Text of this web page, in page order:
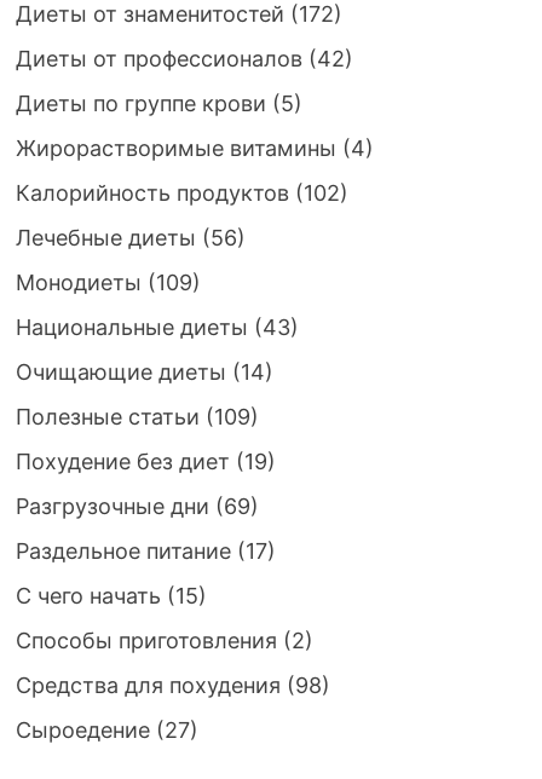
Диеты от знаменитостей (172)
Диеты от профессионалов(42)
Диеты по группе крови (5)
Жирорастворимые витамины (4)
Калорийность продуктов(102)
Лечебные диеты (56)
Монодиеты (109)
Национальные диеты (43)
Очищающие диеты (14)
Полезные статьи (109)
Похудение без диет (19)
Разгрузочные дни (69)
Раздельное питание(17)
С чего начать (15)
Способы приготовления (2)
Средства для похудения (98)
Сыроедение(27)